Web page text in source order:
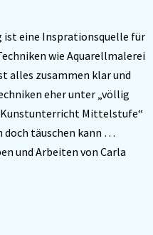
ist eine Insprationsquelle für
wie Aquarellmalerei
alles zusammen klar und
eher unter „völlig
Mittelstufe“
doch täuschen kann …
und Arbeiten von Carla